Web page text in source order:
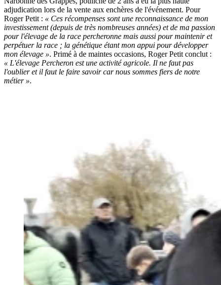
adjudication lors de la vente aux enchères de l'événement. Pour
Roger Petit : « Ces récompenses sont une reconnaissance de mon
investissement (depuis de très nombreuses années) et de ma passion
pour l'élevage de la race percheronne mais aussi pour maintenir et
perpétuer la race ; la génétique étant mon appui pour développer
mon élevage ». Primé à de maintes occasions, Roger Petit conclut :
« L'élevage Percheron est une activité agricole. Il ne faut pas
l'oublier et il faut le faire savoir car nous sommes fiers de notre
métier ».